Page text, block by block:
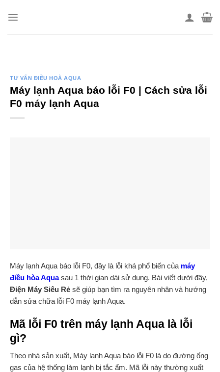
TƯ VẤN ĐIỀU HOÀ AQUA
Máy lạnh Aqua báo lỗi F0 | Cách sửa lỗi
F0 máy lạnh Aqua
Máy lạnh Aqua báo lỗi F0, đây là lỗi khá phổ biến của máy
điều hòa Aquasau 1 thời gian dài sử dụng. Bài viết dưới đây,
Điện Máy Siêu Rẻ sẽ giúp bạn tìm ra nguyên nhân và hướng
dẫn sửa chữa lỗi F0 máy lạnh Aqua.
Mã lỗi F0 trên máy lạnh Aqua là lỗi
gì?
Theo nhà sản xuất, Máy lạnh Aqua báo lỗi F0 là do đường ống
gas của hệ thống làm lạnh bị tắc ẩm. Mã lỗi này thường xuất